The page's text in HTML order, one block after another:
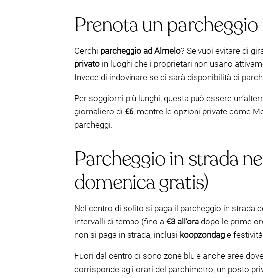
Prenota un
Cerchi parcheggio ad Almelo? Se vuoi evitare di
privato in luoghi che i proprietari non usano
Invece di indovinare se ci sarà disponibilità di
Per soggiorni più lunghi, questa può essere
giornaliero di €6, mentre le opzioni private come
parcheggi.
Parcheggio in strada
domenica gratis)
Nel centro di solito si paga il parcheggio in strada
intervalli di tempo (fino a €3 all’ora dopo le prime
non si paga in strada, inclusi koopzondag e
Fuori dal centro ci sono zone blu e anche aree
corrisponde agli orari del parchimetro, un posto